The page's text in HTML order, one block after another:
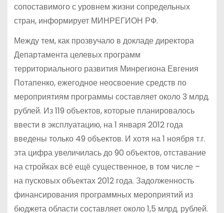
сопоставимого с уровнем жизни сопредельных
стран, информирует МИНРЕГИОН РФ.
Между тем, как прозвучало в докладе директора
Департамента целевых программ
территориального развития Минрегиона Евгения
Потапенко, ежегодное неосвоение средств по
мероприятиям программы составляет около 3 млрд.
рублей. Из 119 объектов, которые планировалось
ввести в эксплуатацию, на 1 января 2012 года
введены только 49 объектов. И хотя на 1 ноября т.г.
эта цифра увеличилась до 90 объектов, отставание
на стройках всё ещё существенное, в том числе –
на пусковых объектах 2012 года. Задолженность
финансирования программных мероприятий из
бюджета области составляет около 1,5 млрд. рублей.